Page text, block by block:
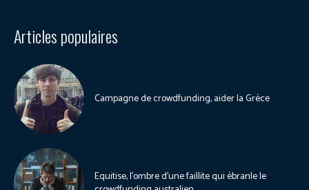
Articles populaires
Campagne de crowdfunding, aider la Grèce
Equitise, l’ombre d’une faillite qui ébranle le